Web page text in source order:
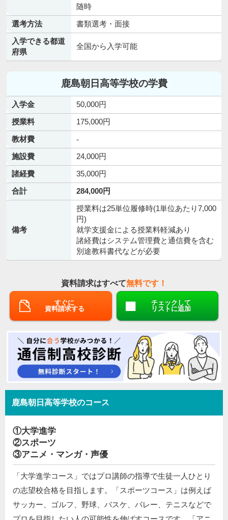
随時
選考方法
書類選考・面接
入学できる都道
府県
全国から入学可能
鹿島朝日高等学校の学費
入学金
50,000円
授業料
175,000円
教材費
-
施設費
24,000円
諸経費
35,000円
合計
284,000円
備考
授業料は25単位履修時(1単位あたり7,000
円)
就学支援金による授業料軽減あり
諸経費はシステム管理費と通信費を含む
別途教科書代などが必要
資料請求はすべて無料です！
すぐに
資料請求する
チェックして
リストに追加
鹿島朝日高等学校のコース
①大学進学
②スポーツ
③アニメ・マンガ・声優
「大学進学コース」ではプロ講師の指導で生徒一人ひとり
の志望校合格を目指します。「スポーツコース」は例えば
サッカー、ゴルフ、野球、バスケ、バレー、テニスなどで